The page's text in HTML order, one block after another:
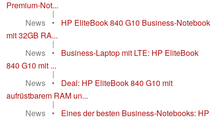
Premium-Not...
|
News
•
HP EliteBook 840 G10 Business-Notebook
mit 32GB RA...
|
News
•
Business-Laptop mit LTE: HP EliteBook
840 G10 mit ...
|
News
•
Deal: HP EliteBook 840 G10 mit
aufrüstbarem RAM un...
|
News
•
Eines der besten Business-Notebooks: HP